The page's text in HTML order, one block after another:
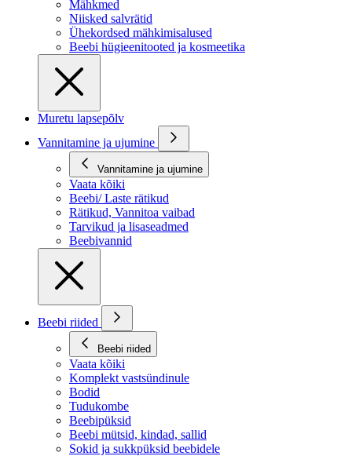
Mähkmed
Niisked salvrätid
Ühekordsed mähkimisalused
Beebi hügieenitooted ja kosmeetika
Muretu lapsepõlv
Vannitamine ja ujumine
Vannitamine ja ujumine
Vaata kõiki
Beebi/ Laste rätikud
Rätikud, Vannitoa vaibad
Tarvikud ja lisaseadmed
Beebivannid
Beebi riided
Beebi riided
Vaata kõiki
Komplekt vastsündinule
Bodid
Tudukombe
Beebipüksid
Beebi mütsid, kindad, sallid
Sokid ja sukkpüksid beebidele